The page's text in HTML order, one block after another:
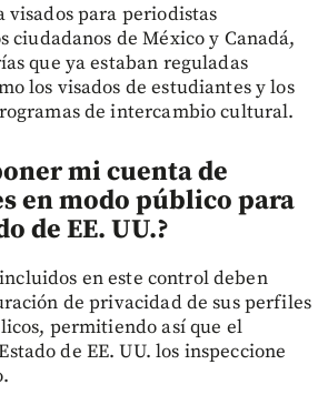
visados para periodistas
ciudadanos de México y Canadá,
que ya estaban reguladas
los visados de estudiantes y los
de intercambio cultural.
mi cuenta de
en modo público para
de EE. UU.?
en este control deben
de privacidad de sus perfiles
permitiendo así que el
de EE. UU. los inspeccione